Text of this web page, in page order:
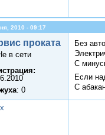
2010 - 09:17
проката
в сети
: 0
Без
С
Если
С